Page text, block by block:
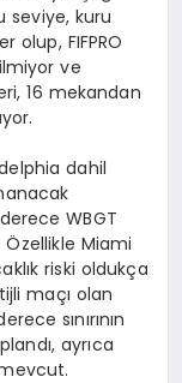
seviye, kuru
olup, FIFPRO
ve
16 mekandan
dahil
WBGT
Özellikle Miami
riski oldukça
maçı olan
sınırının
ayrıca